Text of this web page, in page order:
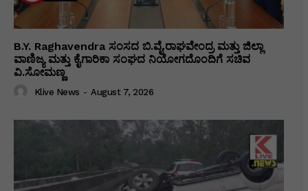
B.Y. Raghavendra ಸಂಸದ ಬಿ.ವೈ.ರಾಘವೇಂದ್ರ ಮತ್ತು ಜಿಲ್ಲಾ
ವಾಣಿಜ್ಯ ಮತ್ತು ಕೈಗಾರಿಕಾ ಸಂಘದ ನಿಯೋಗದೊಂದಿಗೆ ಸಚಿವ
ವಿ‌.ಸೋಮಣ್ಣ
Klive News - August 7, 2026